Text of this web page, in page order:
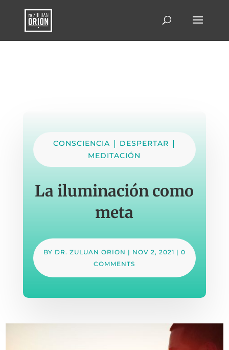
CONSCIENCIA | DESPERTAR |
MEDITACIÓN
La iluminación como
meta
BY DR. ZULUAN ORION | NOV 2, 2021 | 0
COMMENTS